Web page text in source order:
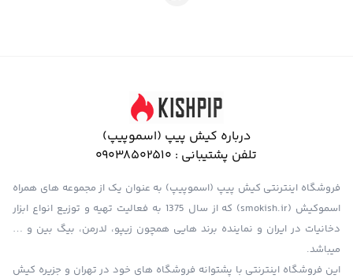
درباره کیش پیپ (اسموپیپ)
تلفن پشتیبانی : 09038502510
فروشگاه اینترنتی کیش پیپ (اسموپیپ) به عنوان یک از مجموعه های همراه
اسموکیش (smokish.ir) که از سال 1375 به فعالیت تهیه و توزیع انواع ابزار
دخانیات در ایران و نماینده برند هایی همچون زیپو، لدرمن، بیگ بین و …
میباشد.
این فروشگاه اینترنتی با پشتوانه فروشگاه های خود در تهران و جزیره کیش